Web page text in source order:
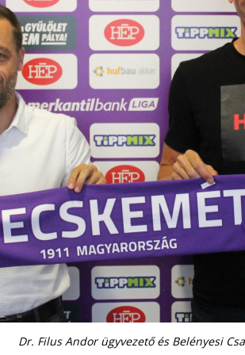
Dr. Filus Andor ügyvezető és Belényesi